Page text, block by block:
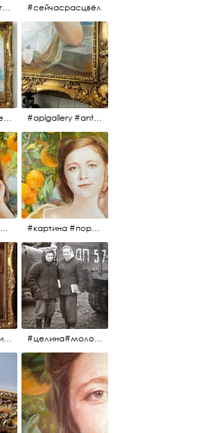
#цветок#flowers #💜🌸 #сейчасрасцвёл
#апельсиновоедерево #плодородие #изобилие #картина #портрет #живопись #девушка #апельсиновоедерево #плодородие #рама #антикварнаярама #антиквариат #antiques #abundance #aplgallery #portrait #painting #frame #fertility #orangetree @aplgallery #aplgallery #antiques #painting #portrait #frame #antiqueframe #abundance #fertility #orangetree #антиквариат#картина#фрагмент #живопись #улыбка #девушка #портрет #рама #антикварнаярама #изобилие #плодородие #апельсиновоедерево
#orangetree #fertility #abundance #portrait #painting #живопись #портрет #картина #девушка #улыбка #aplgallery #картина #портрет #живопись #апельсиновоедерево # девушка #улыбка #изобилие #плодородие #painting #portrait #abundance #fertility #orangetree #aplgallery
#рама#живопись#антиквариат#спб#aplgallery #целина#молодёжьнацелине#комсомолки#50тыегода #50тые#СССР